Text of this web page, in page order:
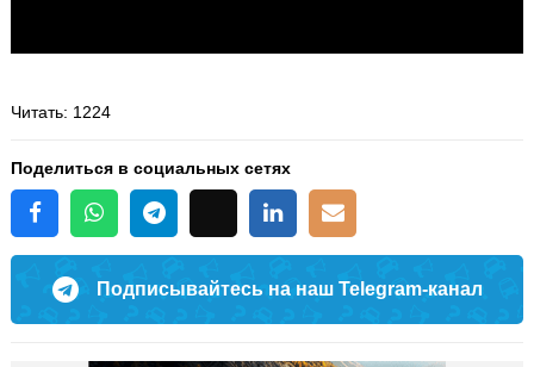
Читать: 1224
Поделиться в социальных сетях
Подписывайтесь на наш Telegram-канал